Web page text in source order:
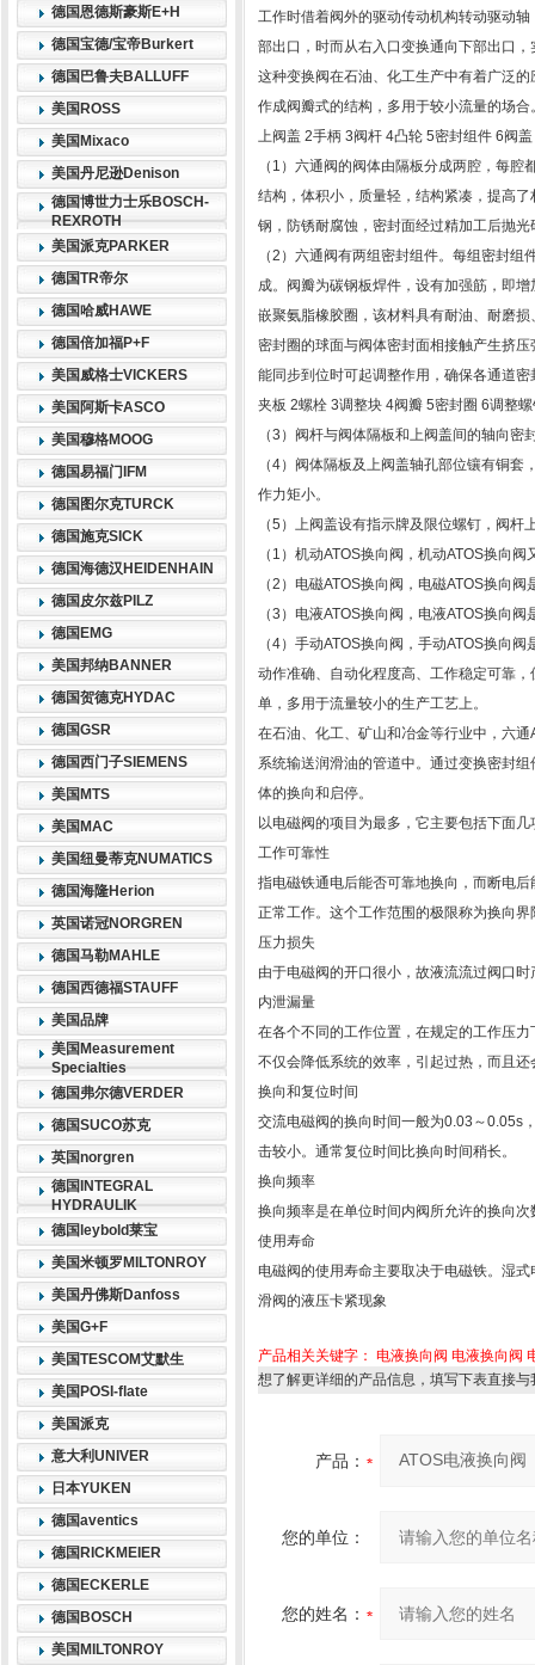
德国恩德斯豪斯E+H
德国宝德/宝帝Burkert
德国巴鲁夫BALLUFF
美国ROSS
美国Mixaco
美国丹尼逊Denison
德国博世力士乐BOSCH-
REXROTH
美国派克PARKER
德国TR帝尔
德国哈威HAWE
德国倍加福P+F
美国威格士VICKERS
美国阿斯卡ASCO
美国穆格MOOG
德国易福门IFM
德国图尔克TURCK
德国施克SICK
德国海德汉HEIDENHAIN
德国皮尔兹PILZ
德国EMG
美国邦纳BANNER
德国贺德克HYDAC
德国GSR
德国西门子SIEMENS
美国MTS
美国MAC
美国纽曼蒂克NUMATICS
德国海隆Herion
英国诺冠NORGREN
德国马勒MAHLE
德国西德福STAUFF
美国品牌
美国Measurement
Specialties
德国弗尔德VERDER
德国SUCO苏克
英国norgren
德国INTEGRAL
HYDRAULIK
德国leybold莱宝
美国米顿罗MILTONROY
美国丹佛斯Danfoss
美国G+F
美国TESCOM艾默生
美国POSI-flate
美国派克
意大利UNIVER
日本YUKEN
德国aventics
德国RICKMEIER
德国ECKERLE
德国BOSCH
美国MILTONROY
工作时借着阀外的驱动传动机构转动驱动
部出口，时而从右入口变换通向下部出口
这种变换阀在石油、化工生产中有着广泛
作成阀瓣式的结构，多用于较小流量的场
上阀盖 2手柄 3阀杆 4凸轮 5密封组件 6阀
（1）六通阀的阀体由隔板分成两腔，每
结构，体积小，质量轻，结构紧凑，提高
钢，防锈耐腐蚀，密封面经过精加工后抛
（2）六通阀有两组密封组件。每组密封
成。阀瓣为碳钢板焊件，设有加强筋，即
嵌聚氨脂橡胶圈，该材料具有耐油、耐磨
密封圈的球面与阀体密封面相接触产生挤
能同步到位时可起调整作用，确保各通道
夹板 2螺栓 3调整块 4阀瓣 5密封圈 6调整
（3）阀杆与阀体隔板和上阀盖间的轴向密
（4）阀体隔板及上阀盖轴孔部位镶有铜
作力矩小。
（5）上阀盖设有指示牌及限位螺钉，阀
（1）机动ATOS换向阀，机动ATOS换向阀
（2）电磁ATOS换向阀，电磁ATOS换向
（3）电液ATOS换向阀，电液ATOS换向
（4）手动ATOS换向阀，手动ATOS换向
动作准确、自动化程度高、工作稳定可靠
单，多用于流量较小的生产工艺上。
在石油、化工、矿山和冶金等行业中，六
系统输送润滑油的管道中。通过变换密封
体的换向和启停。
以电磁阀的项目为最多，它主要包括下面几
工作可靠性
指电磁铁通电后能否可靠地换向，而断电
正常工作。这个工作范围的极限称为换向界
压力损失
由于电磁阀的开口很小，故液流流过阀口
内泄漏量
在各个不同的工作位置，在规定的工作压
不仅会降低系统的效率，引起过热，而且
换向和复位时间
交流电磁阀的换向时间一般为0.03～0.05s
击较小。通常复位时间比换向时间稍长。
换向频率
换向频率是在单位时间内阀所允许的换向
使用寿命
电磁阀的使用寿命主要取决于电磁铁。湿
滑阀的液压卡紧现象
产品相关关键字： 电液换向阀 电液换向阀
想了解更详细的产品信息，填写下表直接与
产品：
您的单位：
您的姓名：